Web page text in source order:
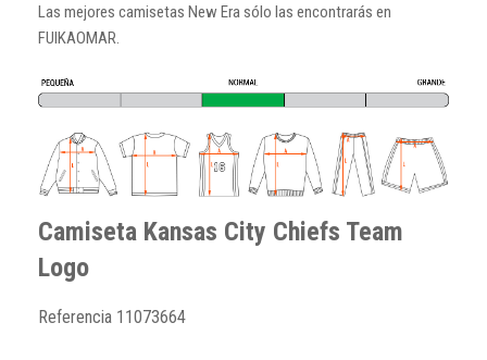
Las mejores camisetas New Era sólo las encontrarás en
FUIKAOMAR.
Camiseta Kansas City Chiefs Team
Logo
Referencia 11073664